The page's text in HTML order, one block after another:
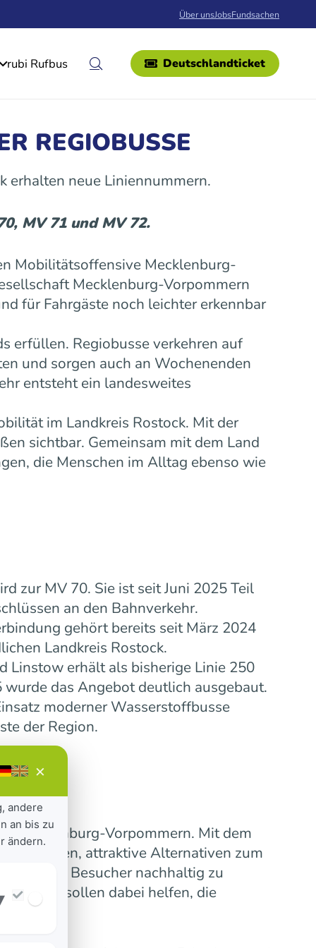
Über unsJobsFundsachen
rubi Rufbus Deutschlandticket
REGIOBUSSE
erhalten neue Liniennummern.
MV 71 und MV 72.
Mobilitätsoffensive Mecklenburg-
Mecklenburg-Vorpommern
für Fahrgäste noch leichter erkennbar
erfüllen. Regiobusse verkehren auf
und sorgen auch an Wochenenden
entsteht ein landesweites
im Landkreis Rostock. Mit der
sichtbar. Gemeinsam mit dem Land
die Menschen im Alltag ebenso wie
zur MV 70. Sie ist seit Juni 2025 Teil
an den Bahnverkehr.
gehört bereits seit März 2024
Landkreis Rostock.
Linstow erhält als bisherige Linie 250
das Angebot deutlich ausgebaut.
moderner Wasserstoffbusse
der Region.
Mecklenburg-Vorpommern. Mit dem
verbinden, attraktive Alternativen zum
und Besucher nachhaltig zu
sollen dabei helfen, die
×
andere
an bis zu
ändern.